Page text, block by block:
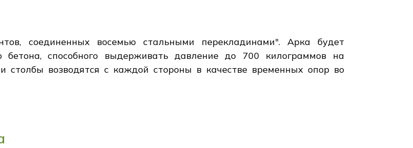
соединенных восемью стальными перекладинами". Арка будет
бетона, способного выдерживать давление до 700 килограммов на
возводятся с каждой стороны в качестве временных опор во